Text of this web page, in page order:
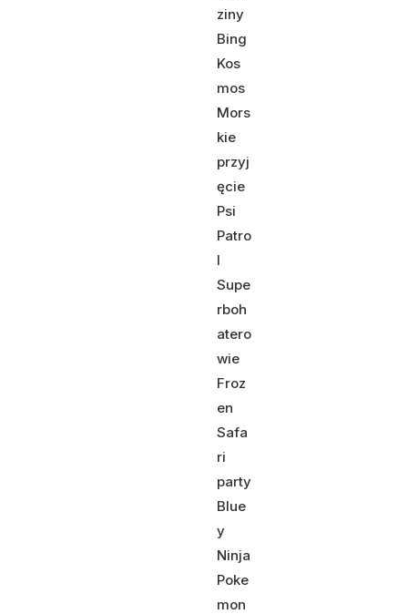
ziny
Bing
Kos
mos
Mors
kie
przyj
ęcie
Psi
Patro
l
Supe
rboh
atero
wie
Froz
en
Safa
ri
party
Blue
y
Ninja
Poke
mon